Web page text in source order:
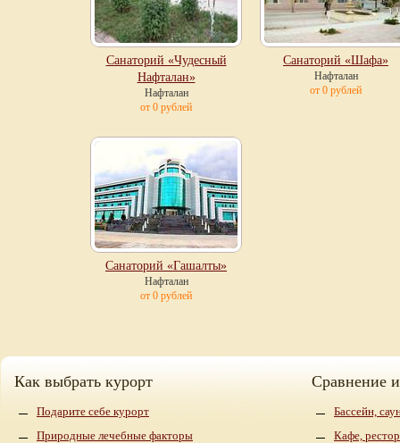
Санаторий «Чудесный
Нафталан»
Нафталан
от 0 рублей
Санаторий «Шафа»
Нафталан
от 0 рублей
Санаторий «Гашалты»
Нафталан
от 0 рублей
Как выбрать курорт
Подарите себе курорт
Природные лечебные факторы
Сравнение
Бассейн,
Кафе,